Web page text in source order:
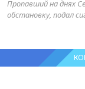
Пропавший на днях
обстановку, подал